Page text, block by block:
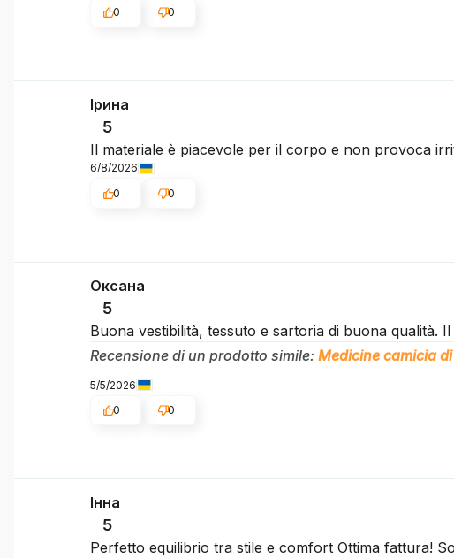
0
0
Ірина
5
Il materiale è piacevole per il corpo e non provoca
6/8/2026
0
0
Оксана
5
Buona vestibilità, tessuto e sartoria di buona qualità.
Recensione di un prodotto simile: Medicine camicia
5/5/2026
0
0
Інна
5
Perfetto equilibrio tra stile e comfort Ottima fattura!